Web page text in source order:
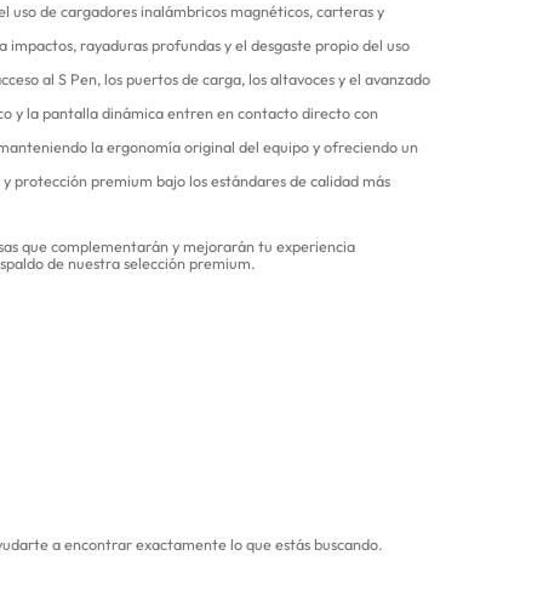
uso de cargadores inalámbricos magnéticos, carteras y
rayaduras profundas y el desgaste propio del uso
al S Pen, los puertos de carga, los altavoces y el avanzado
y la pantalla dinámica entren en contacto directo con
la ergonomía original del equipo y ofreciendo un
protección premium bajo los estándares de calidad más
que complementarán y mejorarán tu experiencia
de nuestra selección premium.
a encontrar exactamente lo que estás buscando.